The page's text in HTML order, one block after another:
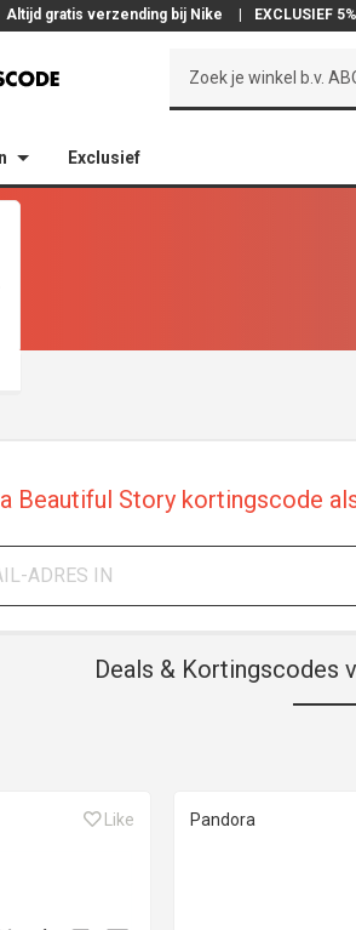
Altijd gratis verzending bij Nike EXCLUSIEF
Exclusief
a Beautiful Story kortingscode
Deals & Kortingscodes
Like Pandora